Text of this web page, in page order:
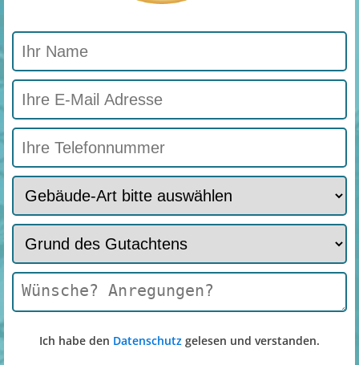
Ich habe den Datenschutz gelesen und verstanden.